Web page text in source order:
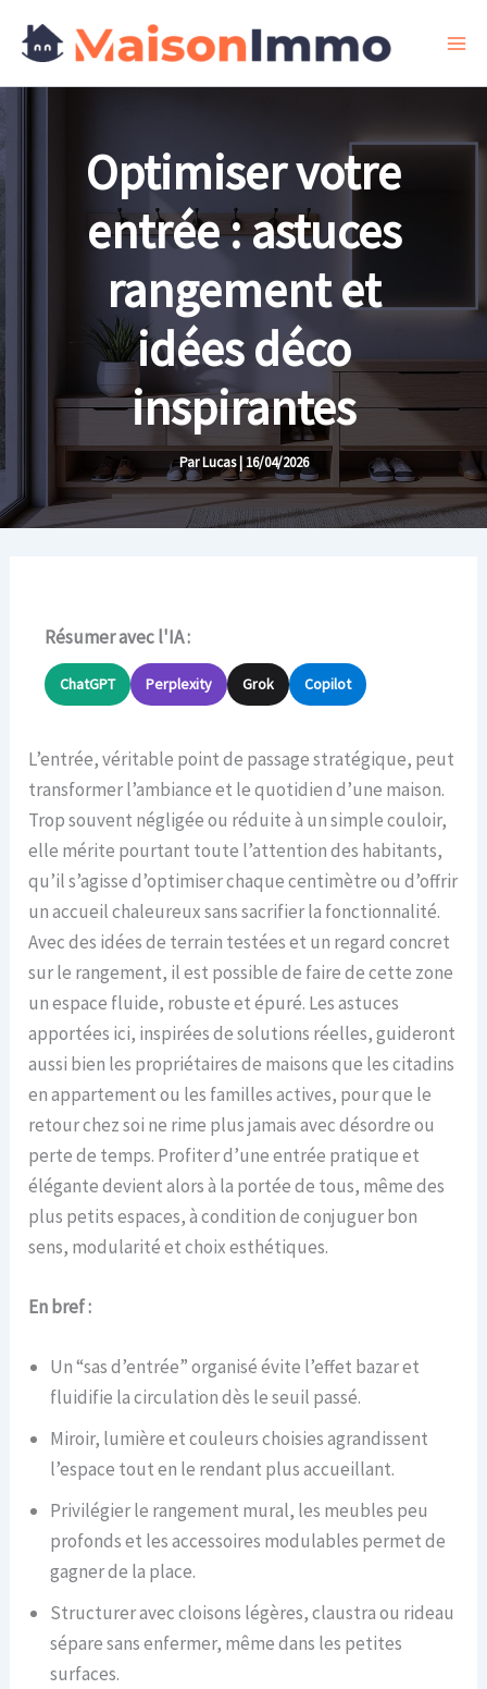
Optimiser votre
entrée : astuces
rangement et
idées déco
inspirantes
ParLucas|16/04/2026
Résumer avec l'IA :
ChatGPT Perplexity Grok Copilot
L’entrée, véritable point de passage stratégique, peut
transformer l’ambiance et le quotidien d’une maison.
Trop souvent négligée ou réduite à un simple couloir,
elle mérite pourtant toute l’attention des habitants,
qu’il s’agisse d’optimiser chaque centimètre ou d’offrir
un accueil chaleureux sans sacrifier la fonctionnalité.
Avec des idées de terrain testées et un regard concret
sur le rangement, il est possible de faire de cette zone
un espace fluide, robuste et épuré. Les astuces
apportées ici, inspirées de solutions réelles, guideront
aussi bien les propriétaires de maisons que les citadins
en appartement ou les familles actives, pour que le
retour chez soi ne rime plus jamais avec désordre ou
perte de temps. Profiter d’une entrée pratique et
élégante devient alors à la portée de tous, même des
plus petits espaces, à condition de conjuguer bon
sens, modularité et choix esthétiques.
En bref :
Un “sas d’entrée” organisé évite l’effet bazar et
fluidifie la circulation dès le seuil passé.
Miroir, lumière et couleurs choisies agrandissent
l’espace tout en le rendant plus accueillant.
Privilégier le rangement mural, les meubles peu
profonds et les accessoires modulables permet de
gagner de la place.
Structurer avec cloisons légères, claustra ou rideau
sépare sans enfermer, même dans les petites
surfaces.